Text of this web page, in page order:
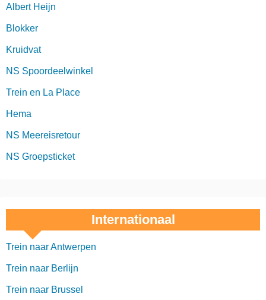
Albert Heijn
Blokker
Kruidvat
NS Spoordeelwinkel
Trein en La Place
Hema
NS Meereisretour
NS Groepsticket
Internationaal
Trein naar Antwerpen
Trein naar Berlijn
Trein naar Brussel